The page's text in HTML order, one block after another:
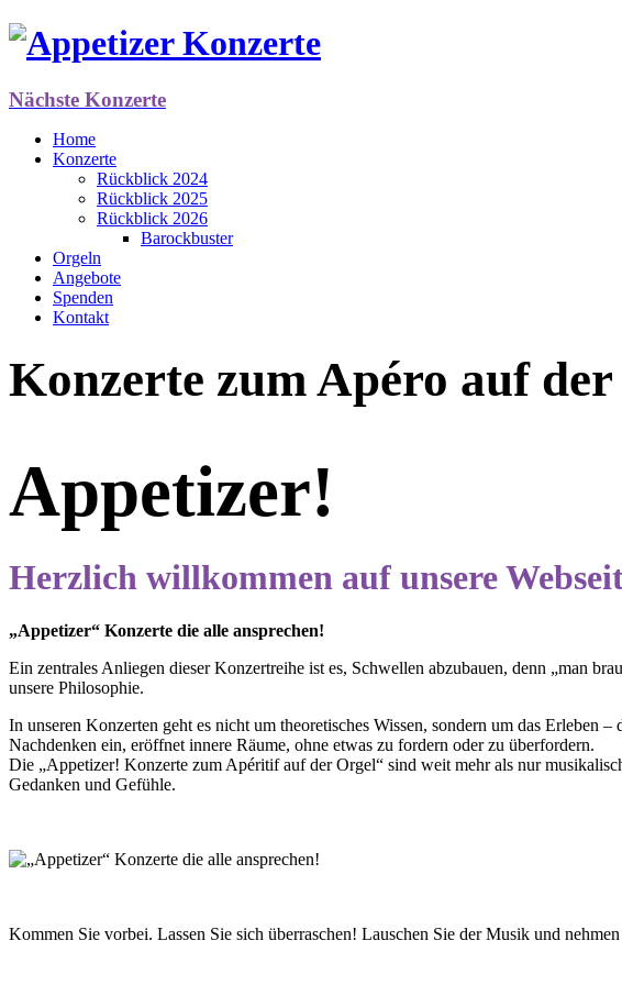
Nächste Konzerte
Home
Konzerte
Rückblick 2024
Rückblick 2025
Rückblick 2026
Barockbuster
Orgeln
Angebote
Spenden
Kontakt
Konzerte zum Apéro auf
Appetizer!
Herzlich willkommen auf unsere
„Appetizer“ Konzerte die alle ansprechen!
Ein zentrales Anliegen dieser Konzertreihe ist es, Schwellen abzubauen, denn „man
unsere Philosophie.
In unseren Konzerten geht es nicht um theoretisches Wissen, sondern um das
Nachdenken ein, eröffnet innere Räume, ohne etwas zu fordern oder zu überfordern.
Die „Appetizer! Konzerte zum Apéritif auf der Orgel“ sind weit mehr als nur
Gedanken und Gefühle.
Kommen Sie vorbei. Lassen Sie sich überraschen! Lauschen Sie der Musik und